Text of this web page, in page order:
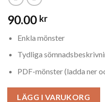
90.00 kr
Enkla mönster
Tydliga
PDF-mönster (ladda ner
LÄGG I VARUKORG